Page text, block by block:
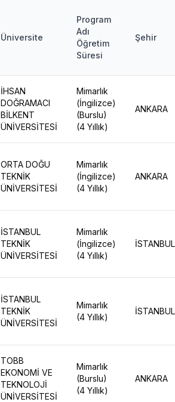
Üniversite
Program
Adı
Öğretim
Süresi
Şehir
İHSAN
DOĞRAMACI
BİLKENT
ÜNİVERSİTESİ
Mimarlık
(İngilizce)
(Burslu)
(4 Yıllık)
ANKARA
ORTA DOĞU
TEKNİK
ÜNİVERSİTESİ
Mimarlık
(İngilizce)
(4 Yıllık)
ANKARA
İSTANBUL
TEKNİK
ÜNİVERSİTESİ
Mimarlık
(İngilizce)
(4 Yıllık)
İSTANBUL
İSTANBUL
TEKNİK
ÜNİVERSİTESİ
Mimarlık
(4 Yıllık)
İSTANBUL
TOBB
EKONOMİ VE
TEKNOLOJİ
ÜNİVERSİTESİ
Mimarlık
(Burslu)
(4 Yıllık)
ANKARA